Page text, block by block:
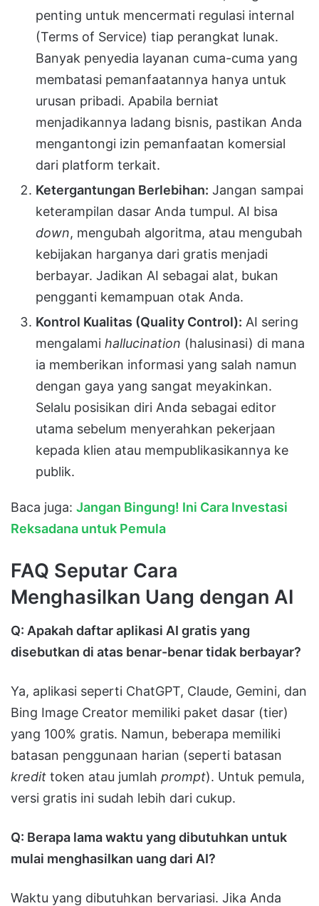
penting untuk mencermati regulasi internal
(Terms of Service) tiap perangkat lunak.
Banyak penyedia layanan cuma-cuma yang
membatasi pemanfaatannya hanya untuk
urusan pribadi. Apabila berniat
menjadikannya ladang bisnis, pastikan Anda
mengantongi izin pemanfaatan komersial
dari platform terkait.
Ketergantungan Berlebihan: Jangan sampai
keterampilan dasar Anda tumpul. AI bisa
down, mengubah algoritma, atau mengubah
kebijakan harganya dari gratis menjadi
berbayar. Jadikan AI sebagai alat, bukan
pengganti kemampuan otak Anda.
Kontrol Kualitas (Quality Control): AI sering
mengalami hallucination (halusinasi) di mana
ia memberikan informasi yang salah namun
dengan gaya yang sangat meyakinkan.
Selalu posisikan diri Anda sebagai editor
utama sebelum menyerahkan pekerjaan
kepada klien atau mempublikasikannya ke
publik.
Baca juga: Jangan Bingung! Ini Cara Investasi
Reksadana untuk Pemula
FAQ Seputar Cara
Menghasilkan Uang dengan AI
Q: Apakah daftar aplikasi AI gratis yang
disebutkan di atas benar-benar tidak berbayar?
Ya, aplikasi seperti ChatGPT, Claude, Gemini, dan
Bing Image Creator memiliki paket dasar (tier)
yang 100% gratis. Namun, beberapa memiliki
batasan penggunaan harian (seperti batasan
kredit token atau jumlah prompt). Untuk pemula,
versi gratis ini sudah lebih dari cukup.
Q: Berapa lama waktu yang dibutuhkan untuk
mulai menghasilkan uang dari AI?
Waktu yang dibutuhkan bervariasi. Jika Anda